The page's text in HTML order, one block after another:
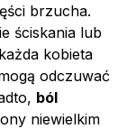
brzucha.
ściskania lub
kobieta
odczuwać
ból
niewielkim